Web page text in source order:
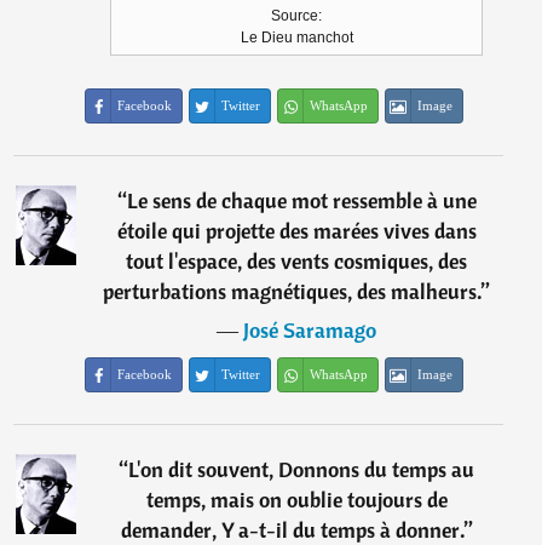
Source:
Le Dieu manchot
Facebook Twitter WhatsApp Image
“Le sens de chaque mot ressemble à une
étoile qui projette des marées vives dans
tout l'espace, des vents cosmiques, des
perturbations magnétiques, des malheurs.”
―José Saramago
Facebook Twitter WhatsApp Image
“L'on dit souvent, Donnons du temps au
temps, mais on oublie toujours de
demander, Y a-t-il du temps à donner.”